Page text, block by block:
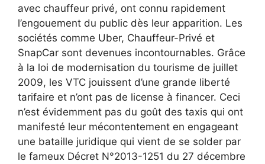
avec chauffeur privé, ont connu rapidement
l’engouement du public dès leur apparition. Les
sociétés comme Uber, Chauffeur-Privé et
SnapCar sont devenues incontournables. Grâce
à la loi de modernisation du tourisme de juillet
2009, les VTC jouissent d’une grande liberté
tarifaire et n’ont pas de license à financer. Ceci
n’est évidemment pas du goût des taxis qui ont
manifesté leur mécontentement en engageant
une bataille juridique qui vient de se solder par
le fameux Décret N°2013-1251 du 27 décembre